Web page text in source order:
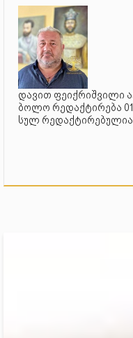
დავით ფეიქრიშვილი
ბოლო რედაქტირება
სულ რედაქტირებულია